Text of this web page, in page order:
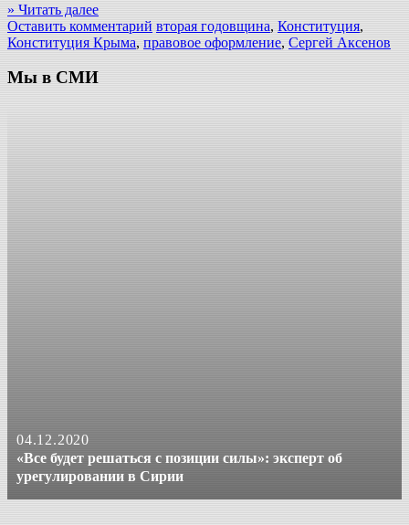
» Читать далее
Оставить комментарий вторая годовщина, Конституция,
Конституция Крыма, правовое оформление, Сергей Аксенов
Мы в СМИ
04.12.2020
«Все будет решаться с позиции силы»: эксперт об
урегулировании в Сирии